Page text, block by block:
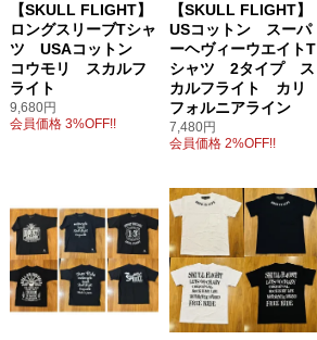
【SKULL FLIGHT】
ロングスリーブTシャ
ツ USAコットン
コウモリ スカルフ
ライト
9,680円
会員価格 3%OFF!!
【SKULL FLIGHT】
USコットン スーパ
ーヘヴィーウエイトT
シャツ 2タイプ ス
カルフライト カリ
フォルニアライン
7,480円
会員価格 2%OFF!!